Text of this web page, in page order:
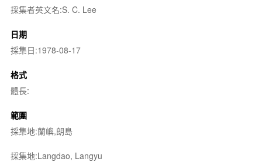
採集者英文名:S. C. Lee
日期
採集日:1978-08-17
格式
體長:
範圍
採集地:蘭嶼,朗島
採集地:Langdao, Langyu